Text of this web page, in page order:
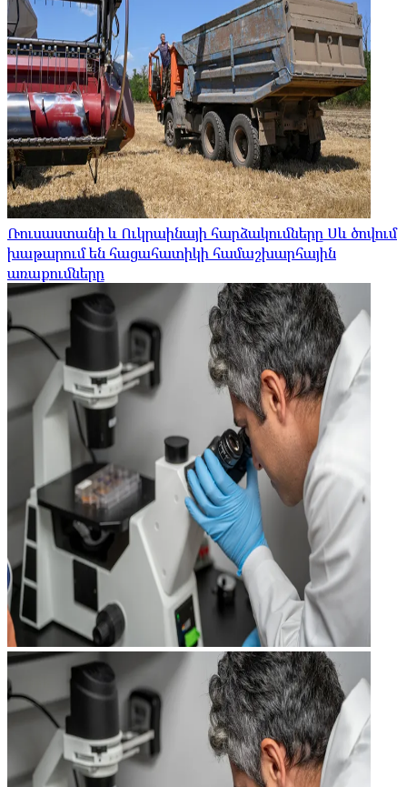
Ռուսաստանի և Ուկրաինայի հարձակումները Սև ծովում
խաթարում են հացահատիկի համաշխարհային
առաքումները